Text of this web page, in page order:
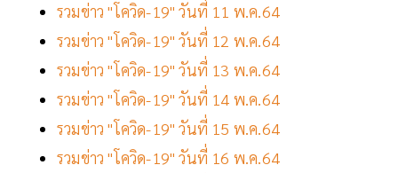
รวมข่าว "โควิด-19" วันที่ 11 พ.ค.64
รวมข่าว "โควิด-19" วันที่ 12 พ.ค.64
รวมข่าว "โควิด-19" วันที่ 13 พ.ค.64
รวมข่าว "โควิด-19" วันที่ 14 พ.ค.64
รวมข่าว "โควิด-19" วันที่ 15 พ.ค.64
รวมข่าว "โควิด-19" วันที่ 16 พ.ค.64